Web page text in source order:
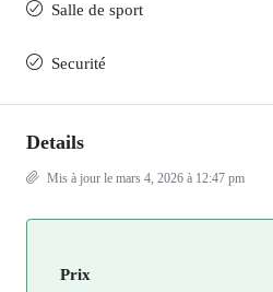
Salle de sport
Securité
Details
Mis à jour le mars 4, 2026 à 12:47 pm
Prix